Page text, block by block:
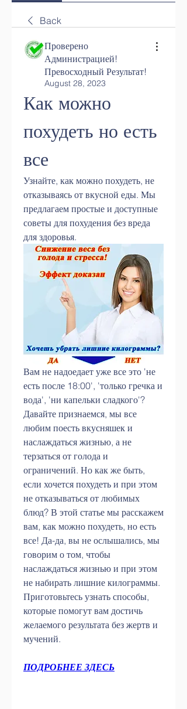
Back
Проверено
Администрацией!
Превосходный Результат!
August 28, 2023
Как можно
похудеть но есть
все
Узнайте, как можно похудеть, не
отказываясь от вкусной еды. Мы
предлагаем простые и доступные
советы для похудения без вреда
для здоровья.
Вам не надоедает уже все это 'не
есть после 18:00', 'только гречка и
вода', 'ни капельки сладкого'?
Давайте признаемся, мы все
любим поесть вкусняшек и
наслаждаться жизнью, а не
терзаться от голода и
ограничений. Но как же быть,
если хочется похудеть и при этом
не отказываться от любимых
блюд? В этой статье мы расскажем
вам, как можно похудеть, но есть
все! Да-да, вы не ослышались, мы
говорим о том, чтобы
наслаждаться жизнью и при этом
не набирать лишние килограммы.
Приготовьтесь узнать способы,
которые помогут вам достичь
желаемого результата без жертв и
мучений.
ПОДРОБНЕЕ ЗДЕСЬ